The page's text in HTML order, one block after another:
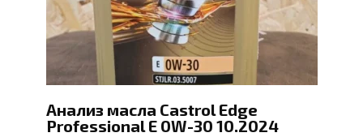
Анализ масла Castrol Edge
Professional E 0W-30 10.2024